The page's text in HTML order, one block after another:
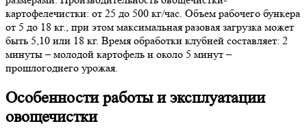
картофелечистки: от 25 до 500 кг/час. Объем рабочего бункера
от 5 до 18 кг., при этом максимальная разовая загрузка может
быть 5,10 или 18 кг. Время обработки клубней составляет: 2
минуты – молодой картофель и около 5 минут –
прошлогоднего урожая.
Особенности работы и эксплуатации
овощечистки